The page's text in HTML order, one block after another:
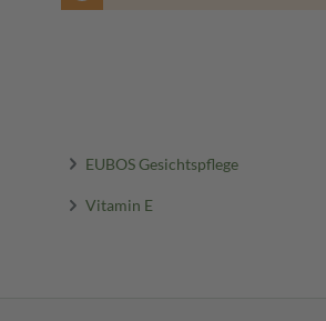
EUBOS Gesichtspflege
Vitamin E